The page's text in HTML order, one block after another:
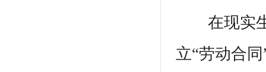
在现实生
立“劳动合